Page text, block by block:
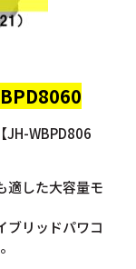
JH-WBPD806
適した大容量モ
ブリッドパワコ